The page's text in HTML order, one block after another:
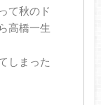
て秋のド
高橋一生
しまった